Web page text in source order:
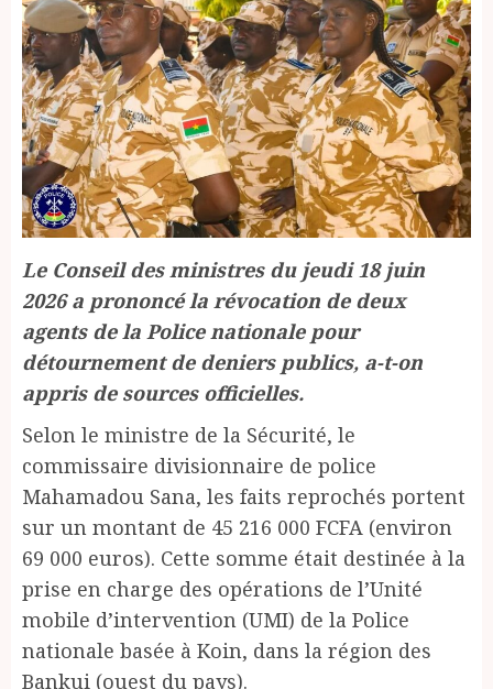
Le Conseil des ministres du jeudi 18 juin
2026 a prononcé la révocation de deux
agents de la Police nationale pour
détournement de deniers publics, a-t-on
appris de sources officielles.
Selon le ministre de la Sécurité, le
commissaire divisionnaire de police
Mahamadou Sana, les faits reprochés portent
sur un montant de 45 216 000 FCFA (environ
69 000 euros). Cette somme était destinée à la
prise en charge des opérations de l’Unité
mobile d’intervention (UMI) de la Police
nationale basée à Koin, dans la région des
Bankui (ouest du pays).